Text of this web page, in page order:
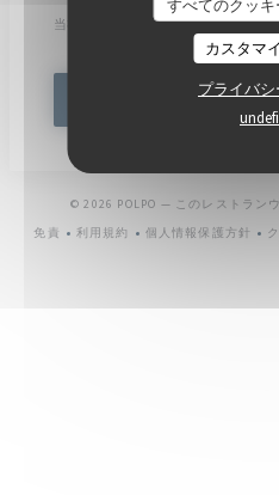
すべてのクッ
カスタマ
プライバ
当社のニュースレターを購読し、当
ケーションやマーケティン
登録
© 2026 POLPO — このレストラン
免責
利用規約
個人情報保護方針